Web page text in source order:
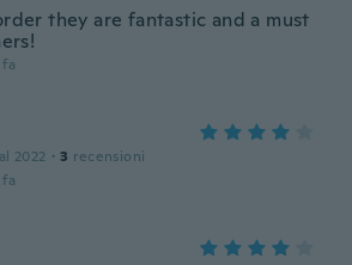
they are fantastic and a must
2022 · 3 recensioni